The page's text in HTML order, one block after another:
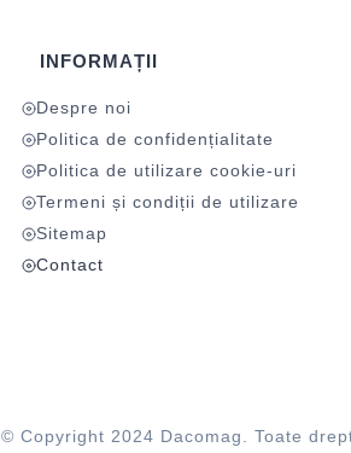
INFORMAȚII
Despre noi
Politica de confidențialitate
Politica de utilizare cookie-uri
Termeni și condiții de utilizare
Sitemap
Contact
© Copyright 2024 Dacomag. Toate